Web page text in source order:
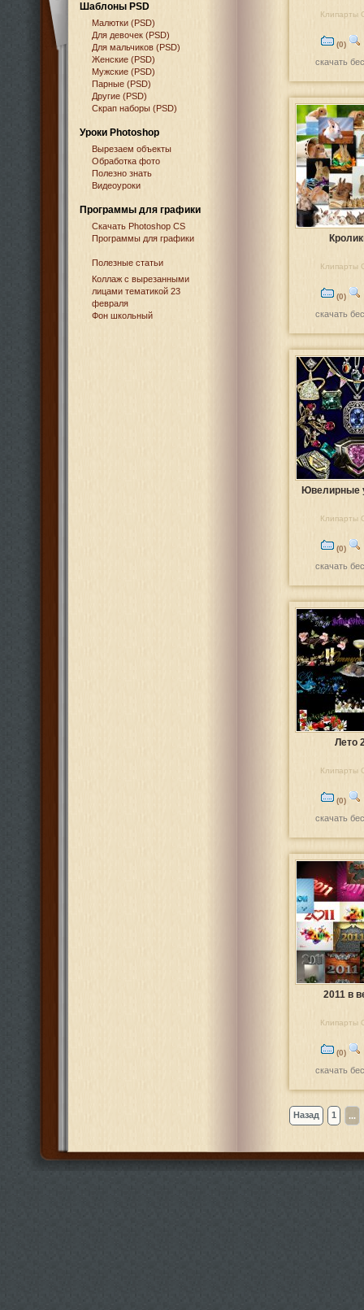
Шаблоны PSD
Малютки (PSD)
Для девочек (PSD)
Для мальчиков (PSD)
Женские (PSD)
Мужские (PSD)
Парные (PSD)
Другие (PSD)
Скрап наборы (PSD)
Уроки Photoshop
Вырезаем объекты
Обработка фото
Полезно знать
Видеоуроки
Программы для графики
Cкачать Photoshop CS
Программы для графики
Полезные статьи
Коллаж с вырезанными
лицами тематикой 23
февраля
Фон школьный
Клипарты
(0)
скачать
Клипарты
(0)
скачать
Ювелирные
Клипарты
(0)
скачать
Лето
Клипарты
(0)
скачать
2011 в
Клипарты
(0)
скачать
Назад 1 ...